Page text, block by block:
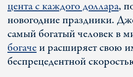
цента с каждого доллара,
новогодние праздники.
самый богатый человек в
богачеи расширяет свою
беспрецедентной